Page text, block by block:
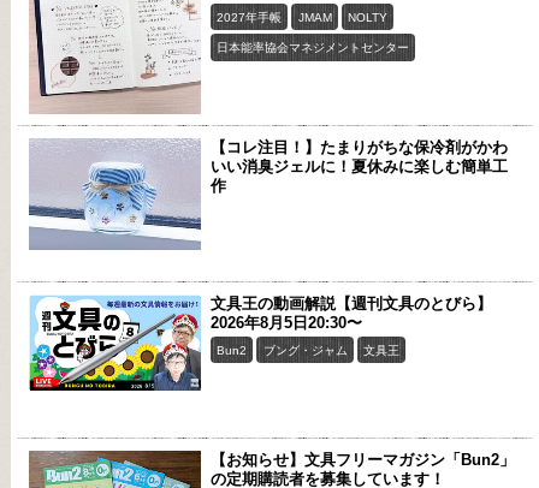
2027年手帳 JMAM NOLTY
日本能率協会マネジメントセンター
【コレ注目！】たまりがちな保冷剤がかわ
いい消臭ジェルに！夏休みに楽しむ簡単工
作
文具王の動画解説【週刊文具のとびら】
2026年8月5日20:30〜
Bun2 ブング・ジャム 文具王
【お知らせ】文具フリーマガジン「Bun2」
の定期購読者を募集しています！